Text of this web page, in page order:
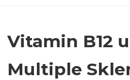
Vitamin B12
Multiple